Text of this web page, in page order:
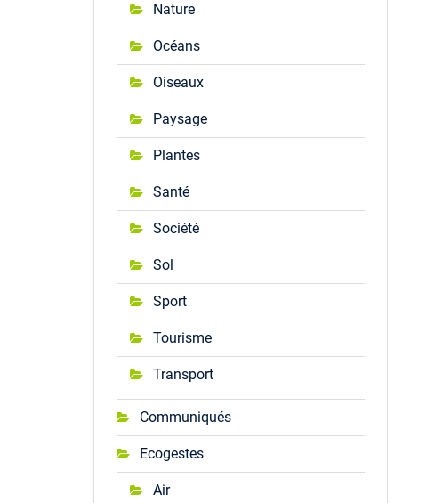
Nature
Océans
Oiseaux
Paysage
Plantes
Santé
Société
Sol
Sport
Tourisme
Transport
Communiqués
Ecogestes
Air